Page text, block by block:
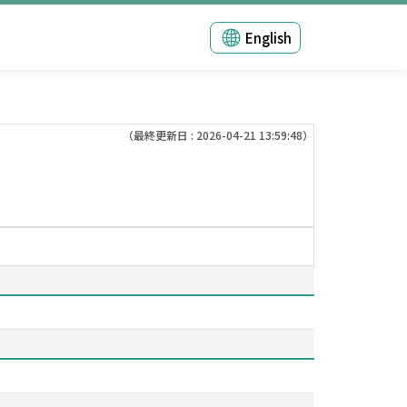
English
（最終更新日 : 2026-04-21 13:59:48）